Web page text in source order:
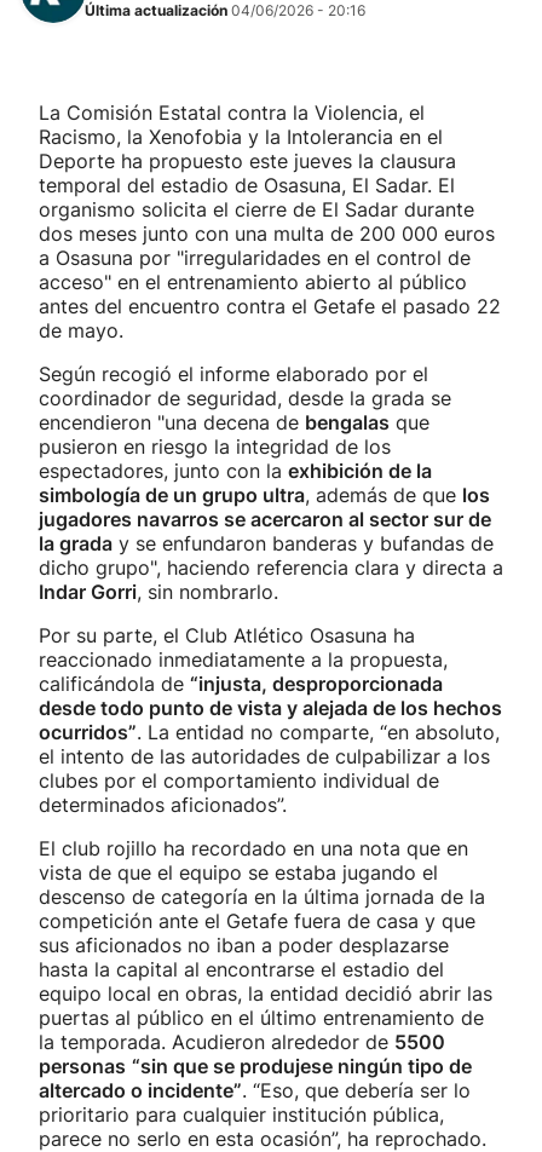
Última actualización 04/06/2026 - 20:16
La Comisión Estatal contra la Violencia, el
Racismo, la Xenofobia y la Intolerancia en el
Deporte ha propuesto este jueves la clausura
temporal del estadio de Osasuna, El Sadar. El
organismo solicita el cierre de El Sadar durante
dos meses junto con una multa de 200 000 euros
a Osasuna por "irregularidades en el control de
acceso" en el entrenamiento abierto al público
antes del encuentro contra el Getafe el pasado 22
de mayo.
Según recogió el informe elaborado por el
coordinador de seguridad, desde la grada se
encendieron "una decena de bengalas que
pusieron en riesgo la integridad de los
espectadores, junto con la exhibición de la
simbología de un grupo ultra, además de que los
jugadores navarros se acercaron al sector sur de
la grada y se enfundaron banderas y bufandas de
dicho grupo", haciendo referencia clara y directa a
Indar Gorri, sin nombrarlo.
Por su parte, el Club Atlético Osasuna ha
reaccionado inmediatamente a la propuesta,
calificándola de “injusta, desproporcionada
desde todo punto de vista y alejada de los hechos
ocurridos”. La entidad no comparte, “en absoluto,
el intento de las autoridades de culpabilizar a los
clubes por el comportamiento individual de
determinados aficionados”.
El club rojillo ha recordado en una nota que en
vista de que el equipo se estaba jugando el
descenso de categoría en la última jornada de la
competición ante el Getafe fuera de casa y que
sus aficionados no iban a poder desplazarse
hasta la capital al encontrarse el estadio del
equipo local en obras, la entidad decidió abrir las
puertas al público en el último entrenamiento de
la temporada. Acudieron alrededor de 5500
personas “sin que se produjese ningún tipo de
altercado o incidente”. “Eso, que debería ser lo
prioritario para cualquier institución pública,
parece no serlo en esta ocasión”, ha reprochado.